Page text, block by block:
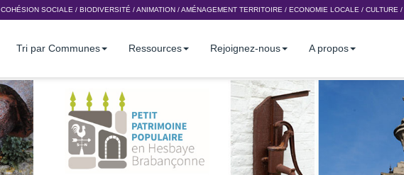
COHÉSION SOCIALE / BIODIVERSITÉ /ANIMATION /AMÉNAGEMENT TERRITOIRE / ECONOMIE LOCALE / CULTURE /
Tri par Communes Ressources Rejoignez-nous A propos